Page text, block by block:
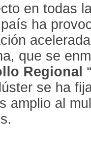
en todas
ha
que se
Regional
se ha
amplio al